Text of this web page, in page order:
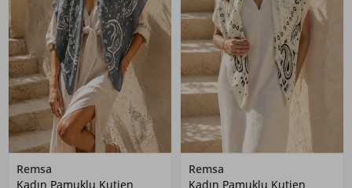
Remsa
Kadın Pamuklu Kutjen
Remsa
Kadın Pamuklu Kutjen